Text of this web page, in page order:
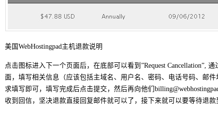
美国WebHostingpad主机退款说明
点击图标进入下一个页面后，在底部可以看到”Request Cancellation”,
面，填写相关信息（应该包括主域名、用户名、密码、电话号码、邮
求填写即可，填写完成后点击提交，然后再向他们
收到回信，坚决退款直接回复邮件就可以了，接下来就可以要等待退款